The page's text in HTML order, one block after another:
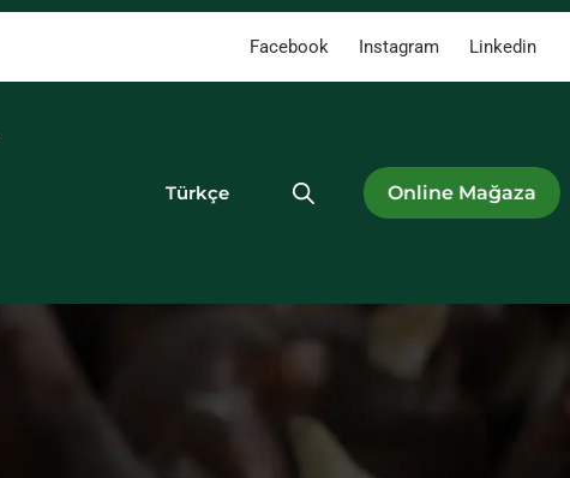
Facebook Instagram Linkedin
Türkçe